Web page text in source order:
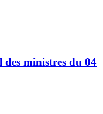
ministres du 04